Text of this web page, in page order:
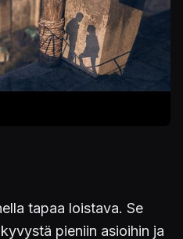
tapaa loistava. Se
pieniin asioihin ja